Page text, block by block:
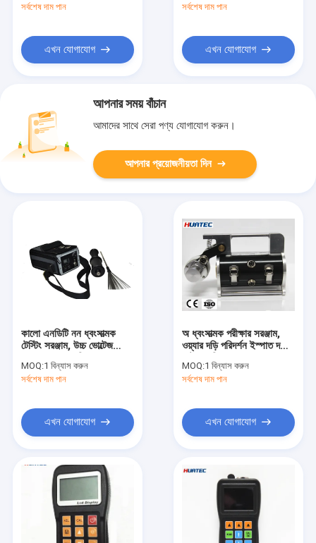
সর্বশেষ দাম পান
এখন যোগাযোগ
সর্বশেষ দাম পান
এখন যোগাযোগ
আপনার সময় বাঁচান
আমাদের সাথে সেরা পণ্য যোগাযোগ করুন।
আপনার প্রয়োজনীয়তা দিন
কালো এনডিটি নন ধ্বংসাত্মক
টেস্টিং সরঞ্জাম, উচ্চ ভোল্টেজ
MOQ:1 বিন্যাস করুন
সর্বশেষ দাম পান
এখন যোগাযোগ
অ ধ্বংসাত্মক পরীক্ষার সরঞ্জাম,
ওয়্যার দড়ি পরিদর্শন ইস্পাত দড়ি
MOQ:1 বিন্যাস করুন
সর্বশেষ দাম পান
এখন যোগাযোগ